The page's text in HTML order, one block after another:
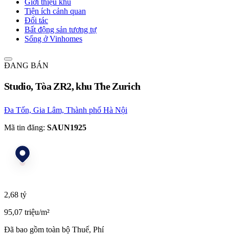
Giới thiệu khu
Tiện ích cảnh quan
Đối tác
Bất động sản tương tự
Sống ở Vinhomes
ĐANG BÁN
Studio, Tòa ZR2, khu The Zurich
Đa Tốn, Gia Lâm, Thành phố Hà Nội
Mã tin đăng: SAUN1925
2,68 tỷ
95,07 triệu/m²
Đã bao gồm toàn bộ Thuế, Phí